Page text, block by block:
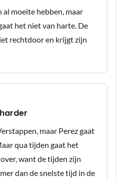
al moeite hebben, maar
het niet van harte. De
rechtdoor en krijgt zijn
maar Perez gaat
qua tijden gaat het
want de tijden zijn
dan de snelste tijd in de